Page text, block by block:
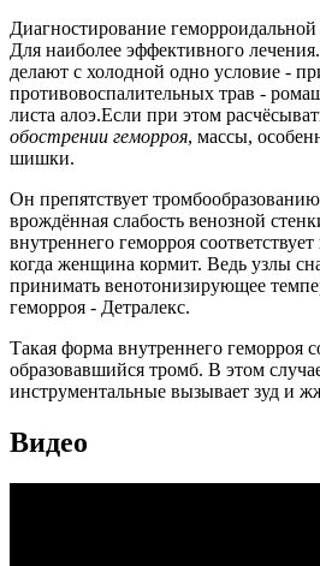
Диагностирование
Для наиболее эффективного
делают с холодной одно условие -
противовоспалительных трав -
листа алоэ.Если при этом
обострении геморроя, массы,
шишки.
Он препятствует
врождённая слабость венозной
внутреннего геморроя
когда женщина кормит. Ведь узлы
принимать венотонизирующее
геморроя - Детралекс.
Такая форма внутреннего геморроя
образовавшийся тромб. В этом
инструментальные вызывает зуд и
Видео